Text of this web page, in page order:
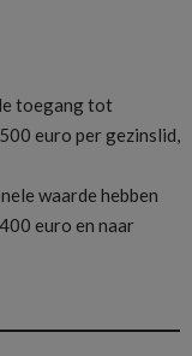
toegang tot
euro per gezinslid,
waarde hebben
euro en naar